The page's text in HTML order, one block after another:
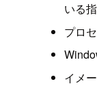
いる
プロ
イメ